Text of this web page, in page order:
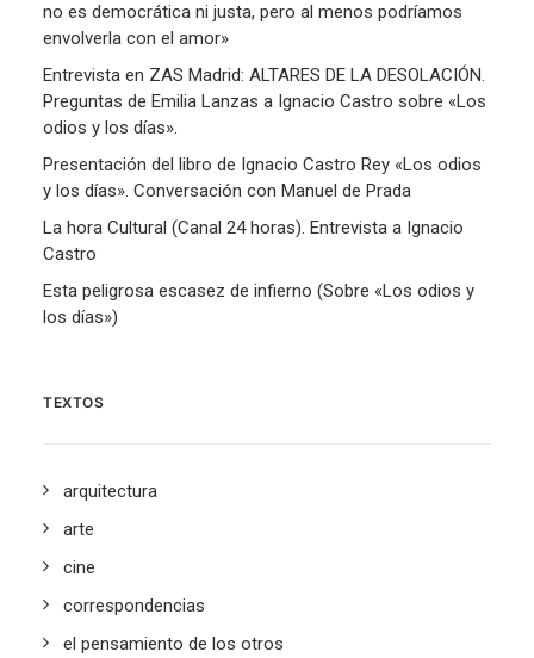
no es democrática ni justa, pero al menos podríamos
envolverla con el amor»
Entrevista en ZAS Madrid: ALTARES DE LA DESOLACIÓN.
Preguntas de Emilia Lanzas a Ignacio Castro sobre «Los
odios y los días».
Presentación del libro de Ignacio Castro Rey «Los odios
y los días». Conversación con Manuel de Prada
La hora Cultural (Canal 24 horas). Entrevista a Ignacio
Castro
Esta peligrosa escasez de infierno (Sobre «Los odios y
los días»)
TEXTOS
arquitectura
arte
cine
correspondencias
el pensamiento de los otros